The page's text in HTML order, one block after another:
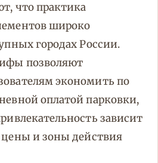
что практика
широко
городах России.
позволяют
экономить по
оплатой парковки,
зависит
цены и зоны действия